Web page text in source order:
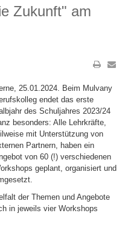
Zukunft" am
25.01.2024. Beim Mulvany
endet das erste
des Schuljahres 2023/24
besonders: Alle Lehrkräfte,
mit Unterstützung von
Partnern, haben ein
von 60 (!) verschiedenen
geplant, organisiert und
der Themen und Angebote
in jeweils vier Workshops